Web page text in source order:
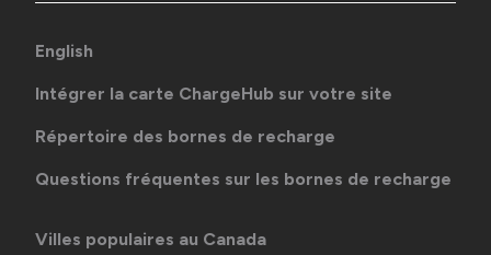
English
Intégrer la carte ChargeHub sur votre site
Répertoire des bornes de recharge
Questions fréquentes sur les bornes de recharge
Villes populaires au Canada